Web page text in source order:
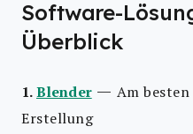
Software-
Überblick
1.Blender — Am
Erstellung